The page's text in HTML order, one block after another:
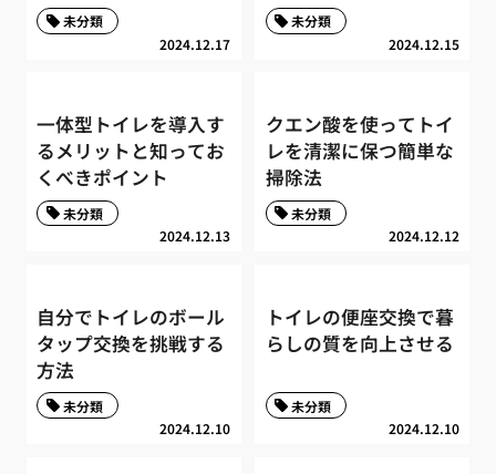
2024.12.17
未分類
2024.12.15
未分類
一体型トイレを導入す
るメリットと知ってお
くべきポイント
2024.12.13
未分類
クエン酸を使ってトイ
レを清潔に保つ簡単な
掃除法
2024.12.12
未分類
自分でトイレのボール
タップ交換を挑戦する
方法
2024.12.10
未分類
トイレの便座交換で暮
らしの質を向上させる
2024.12.10
未分類